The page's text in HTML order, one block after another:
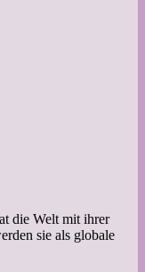
die Welt mit ihrer
sie als globale